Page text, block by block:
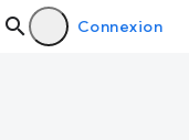
Connexion